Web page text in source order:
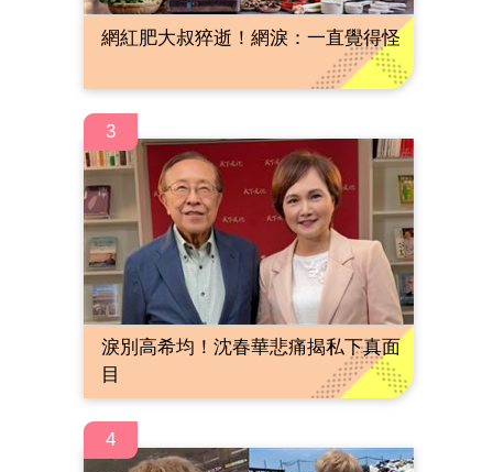
網紅肥大叔猝逝！網淚：一直覺得怪
3
淚別高希均！沈春華悲痛揭私下真面
目
4